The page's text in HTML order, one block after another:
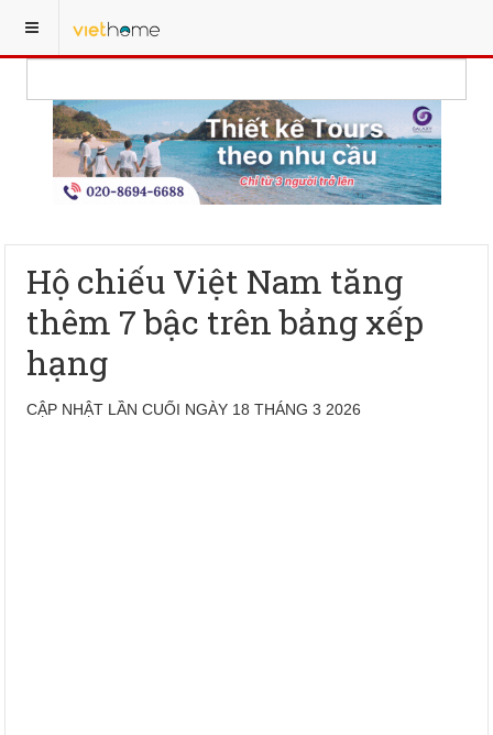
Hộ chiếu Việt Nam tăng
thêm 7 bậc trên bảng xếp
hạng
CẬP NHẬT LẦN CUỐI NGÀY 18 THÁNG 3 2026